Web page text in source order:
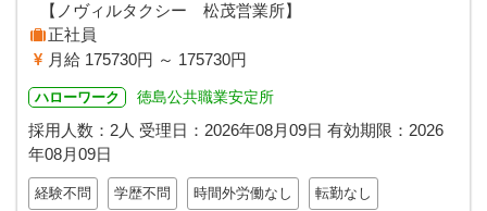
【ノヴィルタクシー 松茂営業所】
正社員
月給 175730円 ～ 175730円
ハローワーク 徳島公共職業安定所
採用人数：2人 受理日： 2026年08月09日 有効期限： 2026
年08月09日
経験不問 学歴不問 時間外労働なし 転勤なし